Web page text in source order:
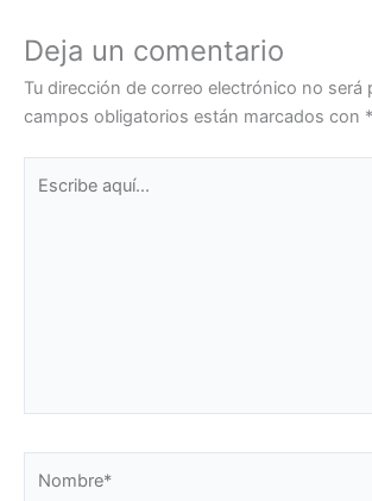
Deja un comentario
Tu dirección de correo electrónico no será
campos obligatorios están marcados con *
aquí...